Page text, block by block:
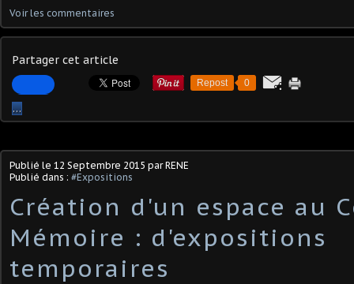
Voir les commentaires
Partager cet article
Repost 0
…
Publié le 12 Septembre 2015 par RENE
Publié dans : #Expositions
Création d'un espace au
Mémoire : d'expositions
temporaires